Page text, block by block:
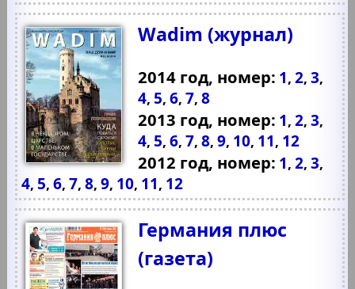
Wadim (журнал)
2014 год, номер: 1,2,3,
4, 5,6,7,8
2013 год, номер: 1,2,3,
4, 5,6,7,8,9, 10, 11, 12
2012 год, номер: 1,2,3,
4, 5,6,7,8,9, 10, 11, 12
Германия плюс
(газета)